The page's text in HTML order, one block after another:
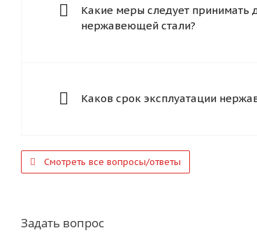
Какие меры следует принимать
нержавеющей стали?
Каков срок эксплуатации
Смотреть все вопросы/ответы
Задать вопрос